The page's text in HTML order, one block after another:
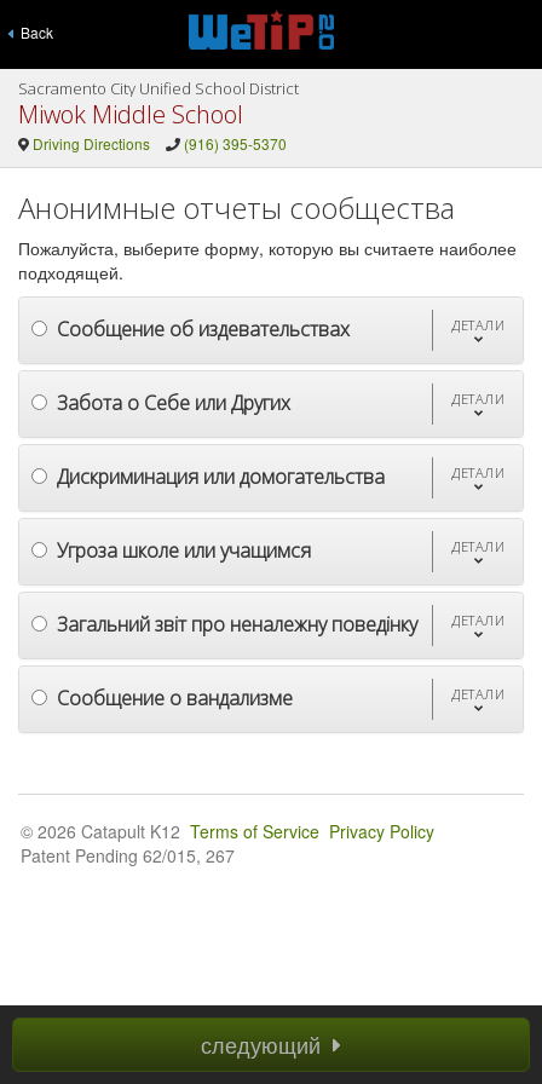
Back
Sacramento City Unified School District
Miwok Middle School
Driving Directions (916) 395-5370
Анонимные отчеты сообщества
Пожалуйста, выберите форму, которую вы считаете наиболее
подходящей.
Сообщение об издевательствах ДЕТАЛИ
Забота о Себе или Других ДЕТАЛИ
Дискриминация или домогательства ДЕТАЛИ
Угроза школе или учащимся ДЕТАЛИ
Загальний звіт про неналежну поведінку ДЕТАЛИ
Сообщение о вандализме ДЕТАЛИ
следующий
© 2026 Catapult K12 Terms of Service Privacy Policy
Patent Pending 62/015, 267